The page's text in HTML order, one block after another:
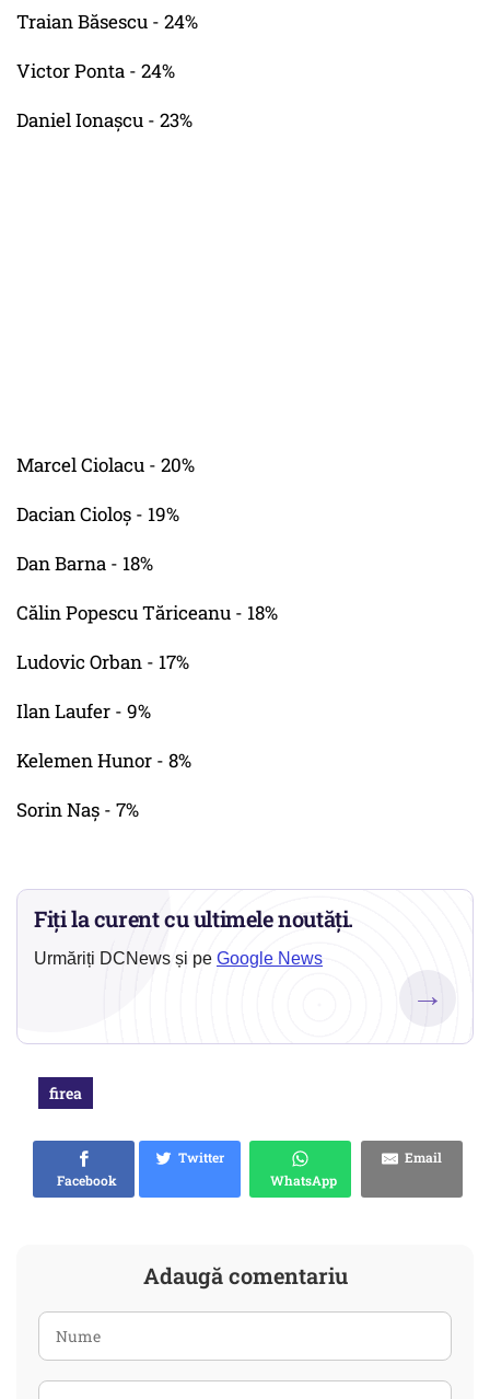
Traian Băsescu - 24%
Victor Ponta - 24%
Daniel Ionașcu - 23%
Marcel Ciolacu - 20%
Dacian Cioloș - 19%
Dan Barna - 18%
Călin Popescu Tăriceanu - 18%
Ludovic Orban - 17%
Ilan Laufer - 9%
Kelemen Hunor - 8%
Sorin Naș - 7%
Fiți la curent cu ultimele noutăți.
Urmăriți DCNews și pe Google News
→
firea
Facebook
Twitter
WhatsApp
Email
Adaugă comentariu